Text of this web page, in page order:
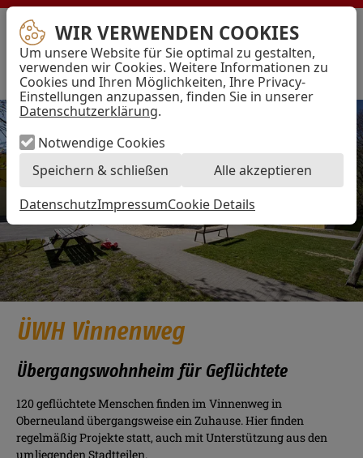
WIR VERWENDEN COOKIES
Um unsere Website für Sie optimal zu gestalten,
verwenden wir Cookies. Weitere Informationen zu
Cookies und Ihren Möglichkeiten, Ihre Privacy-
Einstellungen anzupassen, finden Sie in unserer
Datenschutzerklärung.
Notwendige Cookies
Speichern & schließen
Alle akzeptieren
DatenschutzImpressumCookie Details
AWO
Bremen
–
Arbeiterwohlfahrt
Kreisverband
Hansestadt
Bremen
e.V.
ÜWH Vinnenweg
Übergangswohnheim für Geflüchtete
120 geflüchtete Menschen finden im Vinnenweg in
Oberneuland übergangsweise ein Zuhause. Hier finden
regelmäßig Projekte statt, auch mit Unterstützung aus den
umliegenden Stadtteilen.